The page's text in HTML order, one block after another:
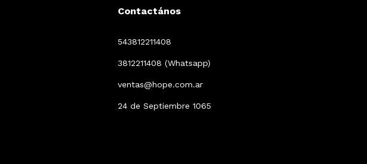
Contactános
543812211408
3812211408 (Whatsapp)
ventas@hope.com.ar
24 de Septiembre 1065